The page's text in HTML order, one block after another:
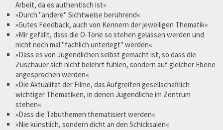
Arbeit, da es authentisch ist«
»Durch "andere" Sichtweise berührend«
»Gutes Feedback, auch von Kennern der jeweiligen Thematik«
»Mir gefällt, dass die O-Töne so stehen gelassen werden und
nicht noch mal "fachlich unterlegt" werden«
»Dass es von Jugendlichen selbst gemacht ist, so dass die
Zuschauer sich nicht belehrt fühlen, sondern auf gleicher Ebene
angesprochen werden«
»Die Aktualität der Filme, das Aufgreifen gesellschaftlich
wichtiger Thematiken, in denen Jugendliche im Zentrum
stehen«
»Dass die Tabuthemen thematisiert werden«
»Nie künstlich, sondern dicht an den Schicksalen«